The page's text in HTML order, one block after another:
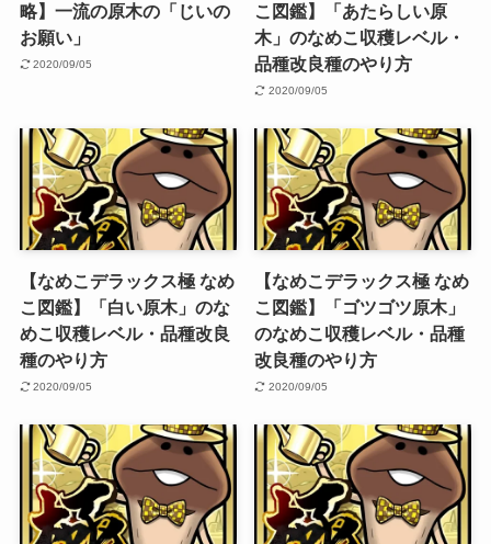
略】一流の原木の「じいの
お願い」
2020/09/05
こ図鑑】「あたらしい原
木」のなめこ収穫レベル・
品種改良種のやり方
2020/09/05
【なめこデラックス極 なめ
こ図鑑】「白い原木」のな
めこ収穫レベル・品種改良
種のやり方
2020/09/05
【なめこデラックス極 なめ
こ図鑑】「ゴツゴツ原木」
のなめこ収穫レベル・品種
改良種のやり方
2020/09/05